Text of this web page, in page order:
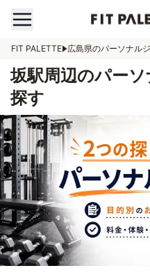
FIT PALETTE 広島県のパーソナル
坂駅周辺のパー
探す